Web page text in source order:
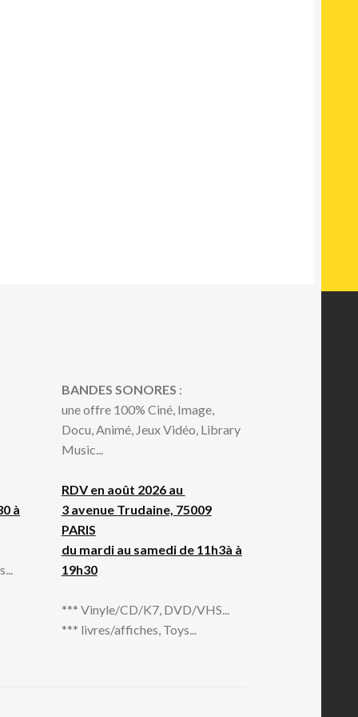
à
BANDES SONORES :
une offre 100% Ciné, Image,
Docu, Animé, Jeux Vidéo, Library
Music...
RDV en août 2026 au
3 avenue Trudaine, 75009
PARIS
du mardi au samedi de 11h3à à
19h30
*** Vinyle/CD/K7, DVD/VHS...
*** livres/affiches, Toys...